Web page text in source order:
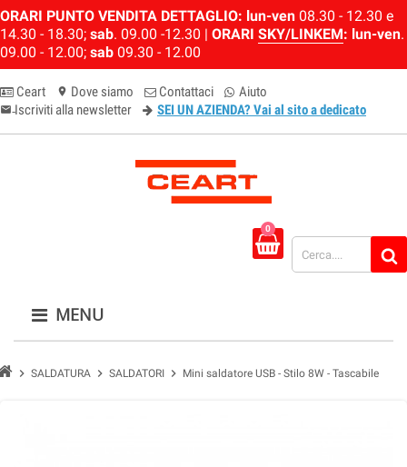
ORARI PUNTO VENDITA DETTAGLIO: lun-ven 08.30 - 12.30 e
14.30 - 18.30; sab. 09.00 -12.30 | ORARI SKY/LINKEM: lun-ven.
09.00 - 12.00; sab 09.30 - 12.00
Ceart location_on Dove siamo Contattaci Aiuto
email-newsletter
Iscriviti alla newsletter SEI UN AZIENDA? Vai al sito a dedicato
0
MENU
chevron_right SALDATURA chevron_right SALDATORI chevron_right Mini saldatore USB - Stilo 8W - Tascabile